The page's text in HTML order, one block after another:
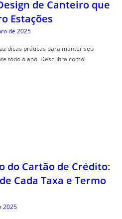
de Canteiro que
Estações
de 2025
dicas práticas para manter seu
todo o ano. Descubra como!
do Cartão de Crédito:
Cada Taxa e Termo
2025